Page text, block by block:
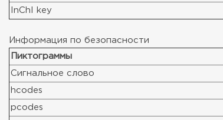
InChI key
Информация по безопасности
Пиктограммы
Сигнальное слово
hcodes
pcodes